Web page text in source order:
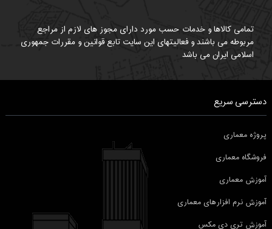
تمامی کالاها و خدمات حسب مورد دارای مجوز های لازم از مراجع
مربوطه می باشند و فعالیتهای این سایت تابع قوانین و مقررات جمهوری
اسلامی ایران می باشد
دسترسی سریع
پروژه معماری
فروشگاه معماری
آموزش معماری
آموزش نرم افزارهای معماری
آموزش تری دی مکس